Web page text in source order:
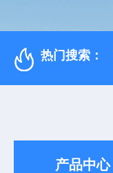
热门搜索：
产品中心